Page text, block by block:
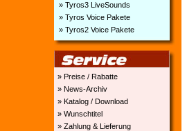
» Tyros3 LiveSounds
» Tyros Voice Pakete
» Tyros2 Voice Pakete
» Preise / Rabatte
» News-Archiv
» Katalog / Download
» Wunschtitel
» Zahlung & Lieferung